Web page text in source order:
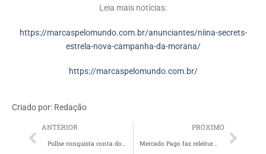
Leia mais notícias:
https://marcaspelomundo.com.br/anunciantes/niina-secrets-
estrela-nova-campanha-da-morana/
https://marcaspelomundo.com.br/
Criado por: Redação
ANTERIOR
Pullse conquista conta do Grupo CAOA
PRÓXIMO
Mercado Pago faz releitura do funk hit “Egüinha Pocotó” em campanha de Point Tap